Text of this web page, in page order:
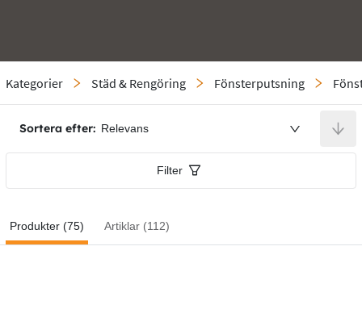
Kategorier Städ & Rengöring Fönsterputsning
Sortera efter: Relevans
Filter
Produkter (75) Artiklar (112)